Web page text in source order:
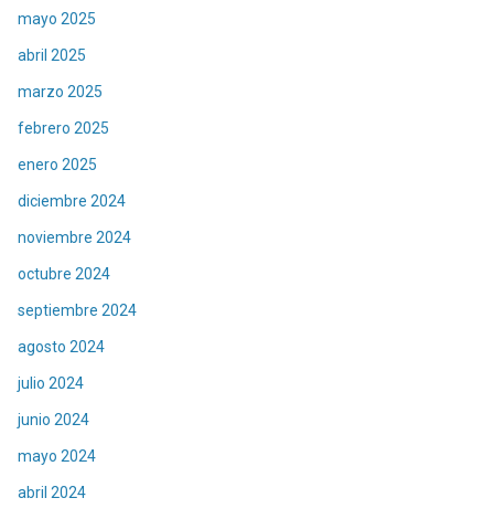
mayo 2025
abril 2025
marzo 2025
febrero 2025
enero 2025
diciembre 2024
noviembre 2024
octubre 2024
septiembre 2024
agosto 2024
julio 2024
junio 2024
mayo 2024
abril 2024